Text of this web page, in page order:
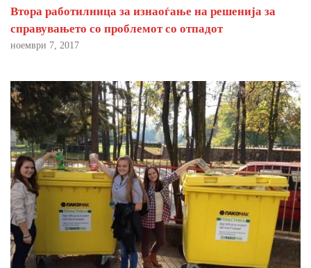
Втора работилница за изнаоѓање на решенија за
справувањето со проблемот со отпадот
ноември 7, 2017